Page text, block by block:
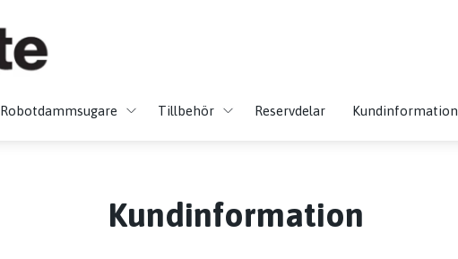
Robotdammsugare Tillbehör Reservdelar Kundinformation
Kundinformation